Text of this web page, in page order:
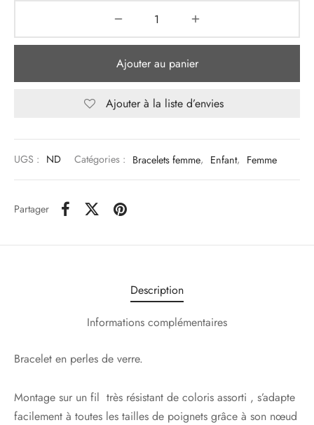
Ajouter au panier
Ajouter à la liste d’envies
UGS : ND Catégories : Bracelets femme, Enfant, Femme
Partager
Description
Informations complémentaires
Bracelet en perles de verre.
Montage sur un fil très résistant de coloris assorti , s’adapte
facilement à toutes les tailles de poignets grâce à son nœud